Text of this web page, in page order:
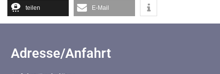
teilen E-Mail
Adresse/Anfahrt